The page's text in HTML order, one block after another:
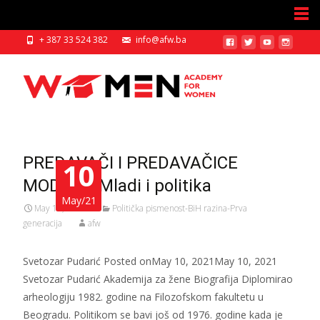
+ 387 33 524 382 info@afw.ba
10
May/21
PREDAVAČI I PREDAVAČICE
MODUL I: Mladi i politika
May 10, 2021
Politička pismenost-BiH razina-Prva
generacija
afw
Svetozar Pudarić Posted onMay 10, 2021May 10, 2021
Svetozar Pudarić Akademija za žene Biografija Diplomirao
arheologiju 1982. godine na Filozofskom fakultetu u
Beogradu. Politikom se bavi još od 1976. godine kada je